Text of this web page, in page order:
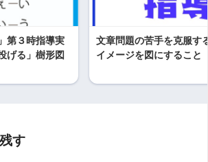
第３時指導実
げる」樹形図
文章問題の苦手を克服す
イメージを図にすること
す